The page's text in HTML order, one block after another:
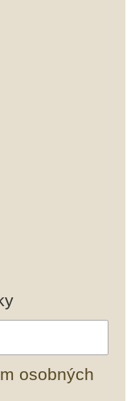
osobných